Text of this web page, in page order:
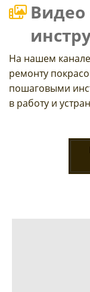
Видео
На нашем
ремонту
пошаговыми
в работу и